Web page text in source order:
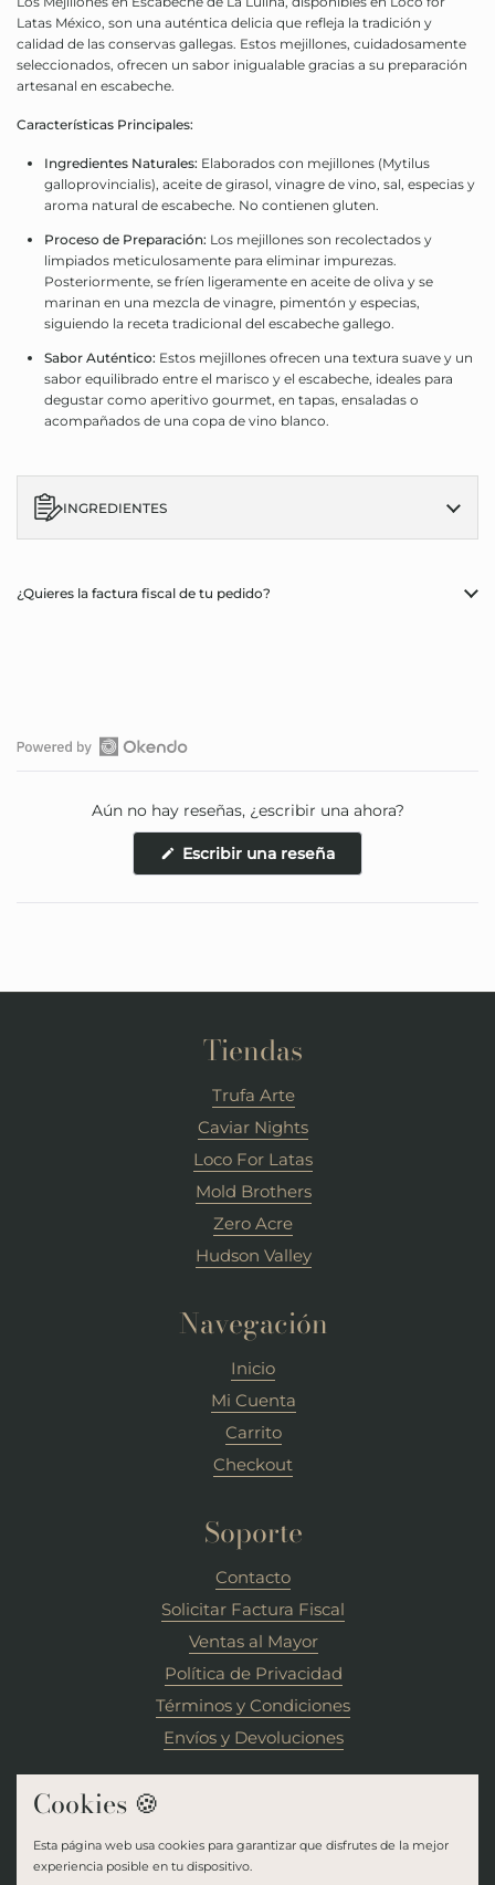
Latas México, son una auténtica delicia que refleja la tradición y
calidad de las conservas gallegas. Estos mejillones, cuidadosamente
seleccionados, ofrecen un sabor inigualable gracias a su preparación
artesanal en escabeche.
Características Principales:
Ingredientes Naturales: Elaborados con mejillones (Mytilus
galloprovincialis), aceite de girasol, vinagre de vino, sal, especias y
aroma natural de escabeche. No contienen gluten.
Proceso de Preparación: Los mejillones son recolectados y
limpiados meticulosamente para eliminar impurezas.
Posteriormente, se fríen ligeramente en aceite de oliva y se
marinan en una mezcla de vinagre, pimentón y especias,
siguiendo la receta tradicional del escabeche gallego.
Sabor Auténtico: Estos mejillones ofrecen una textura suave y un
sabor equilibrado entre el marisco y el escabeche, ideales para
degustar como aperitivo gourmet, en tapas, ensaladas o
acompañados de una copa de vino blanco.
INGREDIENTES
¿Quieres la factura fiscal de tu pedido?
Aún no hay reseñas, ¿escribir una ahora?
Escribir una reseña(Se
abre
Tiendas
Trufa Arte
Caviar Nights
Loco For Latas
Mold Brothers
Zero Acre
Hudson Valley
Navegación
Inicio
Mi Cuenta
Carrito
Checkout
Soporte
Contacto
Solicitar Factura Fiscal
Ventas al Mayor
Política de Privacidad
Términos y Condiciones
Envíos y Devoluciones
FacebookInstagram
Cookies 🍪
Esta página web usa cookies para garantizar que disfrutes de la mejor
experiencia posible en tu dispositivo.